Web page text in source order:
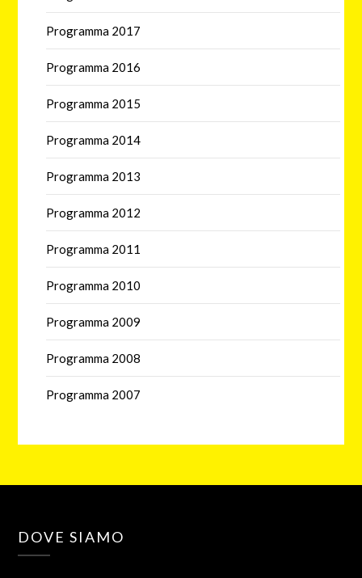
Programma 2017
Programma 2016
Programma 2015
Programma 2014
Programma 2013
Programma 2012
Programma 2011
Programma 2010
Programma 2009
Programma 2008
Programma 2007
DOVE SIAMO